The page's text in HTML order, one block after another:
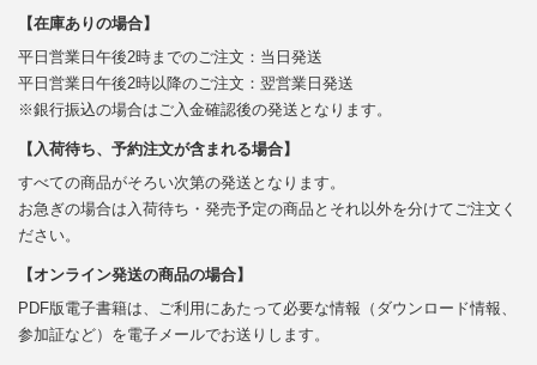
【在庫ありの場合】
平日営業日午後2時までのご注文：当日発送
平日営業日午後2時以降のご注文：翌営業日発送
※銀行振込の場合はご入金確認後の発送となります。
【入荷待ち、予約注文が含まれる場合】
すべての商品がそろい次第の発送となります。
お急ぎの場合は入荷待ち・発売予定の商品とそれ以外を分けてご注文く
ださい。
【オンライン発送の商品の場合】
PDF版電子書籍は、ご利用にあたって必要な情報（ダウンロード情報、
参加証など）を電子メールでお送りします。